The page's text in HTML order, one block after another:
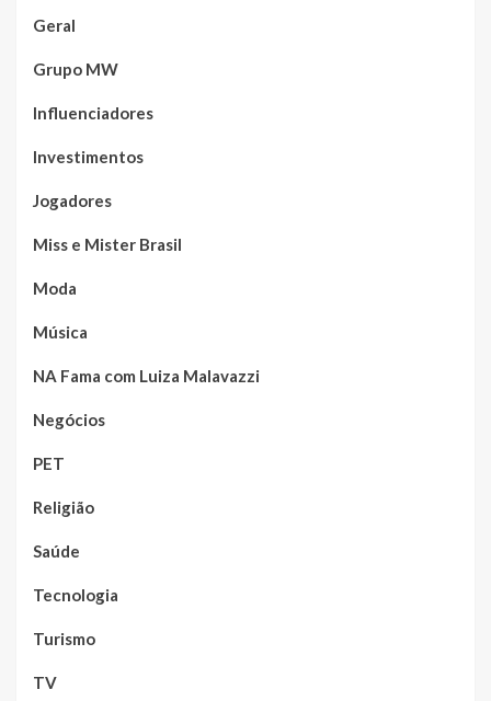
Geral
Grupo MW
Influenciadores
Investimentos
Jogadores
Miss e Mister Brasil
Moda
Música
NA Fama com Luiza Malavazzi
Negócios
PET
Religião
Saúde
Tecnologia
Turismo
TV